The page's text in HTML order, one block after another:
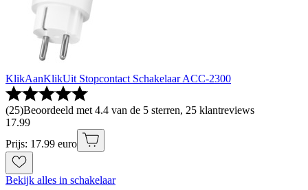
KlikAanKlikUit Stopcontact Schakelaar ACC-2300
(25)Beoordeeld met 4.4 van de 5 sterren, 25 klantreviews
17.99
Prijs: 17.99 euro
Bekijk alles in schakelaar